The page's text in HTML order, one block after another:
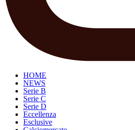
HOME
NEWS
Serie B
Serie C
Serie D
Eccellenza
Esclusive
Calciomercato